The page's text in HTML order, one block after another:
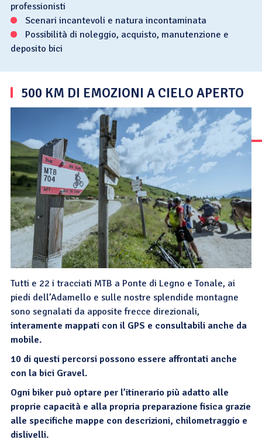
professionisti
Scenari incantevoli e natura incontaminata
Possibilità di noleggio, acquisto, manutenzione e
deposito bici
500 KM DI EMOZIONI A CIELO APERTO
Tutti e 22 i tracciati MTB a Ponte di Legno e Tonale, ai
piedi dell’Adamello e sulle nostre splendide montagne
sono segnalati da apposite frecce direzionali,
interamente mappati con il GPS e consultabili anche da
mobile.
10 di questi percorsi possono essere affrontati anche
con la bici Gravel.
Ogni biker può optare per l’itinerario più adatto alle
proprie capacità e alla propria preparazione fisica grazie
alle specifiche mappe con descrizioni, chilometraggio e
dislivelli.